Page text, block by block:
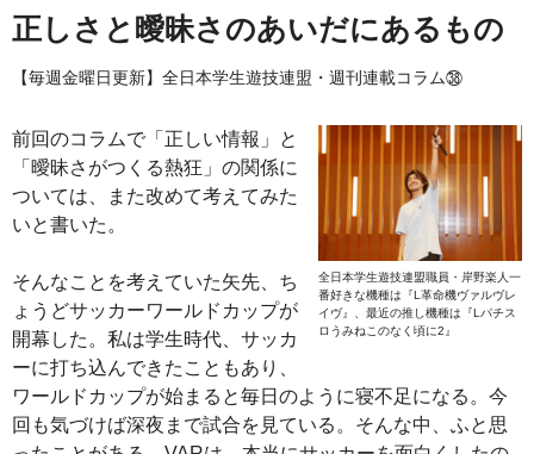
正しさと曖昧さのあいだにあるもの
【毎週金曜日更新】全日本学生遊技連盟・週刊連載コラム㊳
全日本学生遊技連盟職員・岸野楽人一
番好きな機種は『L革命機ヴァルヴレ
イヴ』、最近の推し機種は『Lパチス
ロうみねこのなく頃に2』
前回のコラムで「正しい情報」と
「曖昧さがつくる熱狂」の関係に
ついては、また改めて考えてみた
いと書いた。
そんなことを考えていた矢先、ち
ょうどサッカーワールドカップが
開幕した。私は学生時代、サッカ
ーに打ち込んできたこともあり、
ワールドカップが始まると毎日のように寝不足になる。今
回も気づけば深夜まで試合を見ている。そんな中、ふと思